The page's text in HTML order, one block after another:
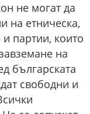
не могат да
на етническа,
партии, които
на
българската
свободни и